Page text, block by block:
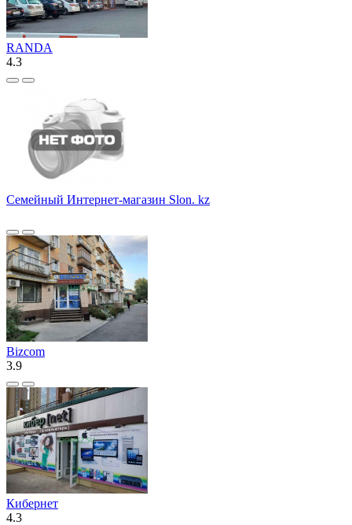
RANDA
4.3
Семейный Интернет-магазин Slon. kz
Bizcom
3.9
Кибернет
4.3